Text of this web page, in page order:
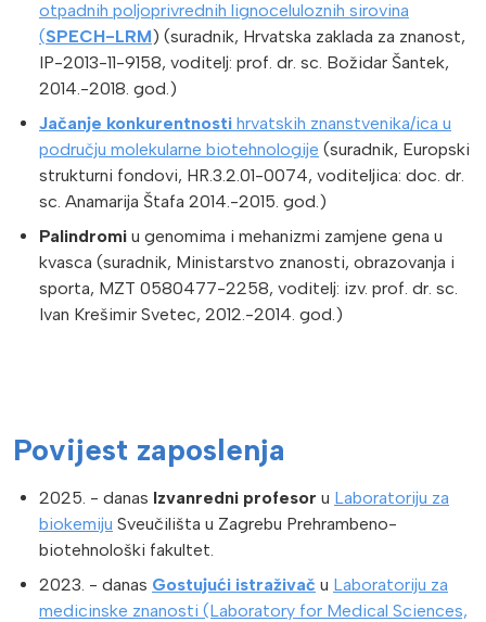
otpadnih poljoprivrednih lignoceluloznih sirovina
(SPECH-LRM) (suradnik, Hrvatska zaklada za znanost,
IP-2013-11-9158, voditelj: prof. dr. sc. Božidar Šantek,
2014.-2018. god.)
Jačanje konkurentnosti hrvatskih znanstvenika/ica u
području molekularne biotehnologije (suradnik, Europski
strukturni fondovi, HR.3.2.01-0074, voditeljica: doc. dr.
sc. Anamarija Štafa 2014.-2015. god.)
Palindromi u genomima i mehanizmi zamjene gena u
kvasca (suradnik, Ministarstvo znanosti, obrazovanja i
sporta, MZT 0580477-2258, voditelj: izv. prof. dr. sc.
Ivan Krešimir Svetec, 2012.-2014. god.)
Povijest zaposlenja
2025. - danas Izvanredni profesor u Laboratoriju za
biokemiju Sveučilišta u Zagrebu Prehrambeno-
biotehnološki fakultet.
2023. - danas Gostujući istraživač u Laboratoriju za
medicinske znanosti (Laboratory for Medical Sciences,